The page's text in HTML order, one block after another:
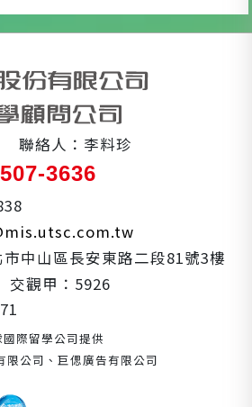
聯絡人：李料珍
3636
中山區長安東路二段81號3樓
交觀甲：5926
際留學公司提供
限公司、巨偲廣告有限公司